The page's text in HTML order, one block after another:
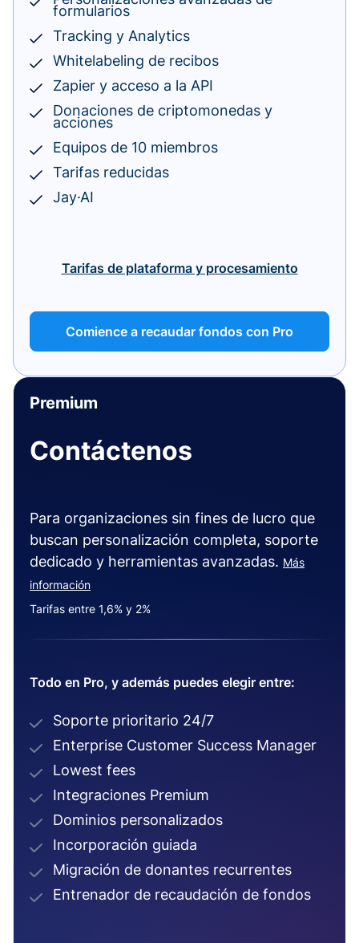
formularios
Tracking y Analytics
Whitelabeling de recibos
Zapier y acceso a la API
Donaciones de criptomonedas y
acciones
Equipos de 10 miembros
Tarifas reducidas
Jay·AI
Tarifas de plataforma y procesamiento
Comience a recaudar fondos con Pro
Premium
Contáctenos
Para organizaciones sin fines de lucro que
buscan personalización completa, soporte
dedicado y herramientas avanzadas. Más
información
Tarifas entre 1,6% y 2%
Todo en Pro, y además puedes elegir entre:
Soporte prioritario 24/7
Enterprise Customer Success Manager
Lowest fees
Integraciones Premium
Dominios personalizados
Incorporación guiada
Migración de donantes recurrentes
Entrenador de recaudación de fondos